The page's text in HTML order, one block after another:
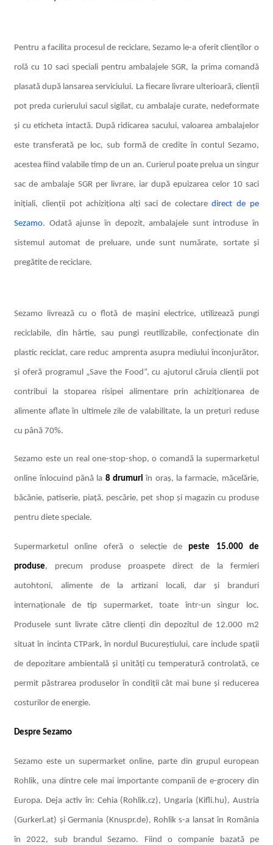
Pentru a facilita procesul de reciclare, Sezamo le-a oferit clienților o
rolă cu 10 saci speciali pentru ambalajele SGR, la prima comandă
plasată după lansarea serviciului. La fiecare livrare ulterioară, clienții
pot preda curierului sacul sigilat, cu ambalaje curate, nedeformate
și cu eticheta intactă. După ridicarea sacului, valoarea ambalajelor
este transferată pe loc, sub formă de credite în contul Sezamo,
acestea fiind valabile timp de un an. Curierul poate prelua un singur
sac de ambalaje SGR per livrare, iar după epuizarea celor 10 saci
inițiali, clienții pot achiziționa alți saci de colectaredirect de pe
Sezamo. Odată ajunse în depozit, ambalajele sunt introduse în
sistemul automat de preluare, unde sunt numărate, sortate și
pregătite de reciclare.
Sezamo livrează cu o flotă de mașini electrice, utilizează pungi
reciclabile, din hârtie, sau pungi reutilizabile, confecționate din
plastic reciclat, care reduc amprenta asupra mediului înconjurător,
și oferă programul „Save the Food”, cu ajutorul căruia clienții pot
contribui la stoparea risipei alimentare prin achiziționarea de
alimente aflate în ultimele zile de valabilitate, la un prețuri reduse
cu până 70%.
Sezamo este un real one-stop-shop, o comandă la supermarketul
online înlocuind până la 8 drumuri în oraș, la farmacie, măcelărie,
băcănie, patiserie, piață, pescărie, pet shop și magazin cu produse
pentru diete speciale.
Supermarketul online oferă o selecție depeste 15.000 de
produse, precum produse proaspete direct de la fermieri
autohtoni, alimente de la artizani locali, dar și branduri
internaționale de tip supermarket, toate într-un singur loc.
Produsele sunt livrate către clienți din depozitul de 12.000 m2
situat în incinta CTPark, în nordul Bucureștiului, care include spații
de depozitare ambientală și unități cu temperatură controlată, ce
permit păstrarea produselor în condiții cât mai bune și reducerea
costurilor de energie.
Despre Sezamo
Sezamo este un supermarket online, parte din grupul european
Rohlik, una dintre cele mai importante companii de e-grocery din
Europa. Deja activ în: Cehia (Rohlik.cz), Ungaria (Kifli.hu), Austria
(Gurkerl.at) și Germania (Knuspr.de), Rohlik s-a lansat în România
în 2022, sub brandul Sezamo. Fiind o companie bazată pe